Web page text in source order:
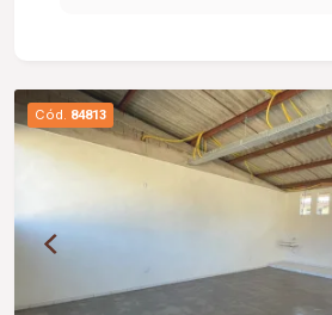
banheiros feminino e masculino
acessibilidade, controle de
inclusa no condomínio, zelador
áreas comuns, copa, DML
de Limpeza), sistema de ronda,
de segurança e internet
diferencial, existe a
da área da sala, conforme a
Cód. 84813